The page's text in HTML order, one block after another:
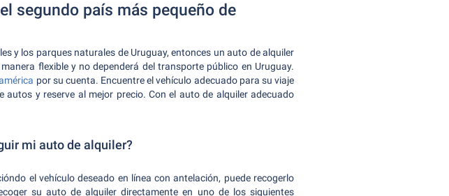
segundo país más pequeño de
y los parques naturales de Uruguay, entonces un auto de alquiler
flexible y no dependerá del transporte público en Uruguay.
por su cuenta. Encuentre el vehículo adecuado para su viaje
y reserve al mejor precio. Con el auto de alquiler adecuado
mi auto de alquiler?
el vehículo deseado en línea con antelación, puede recogerlo
su auto de alquiler directamente en uno de los siguientes